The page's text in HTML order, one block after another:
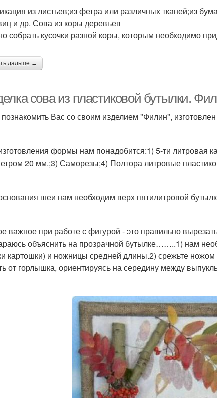
из листьев;из фетра или различных тканей;из
и др. Сова из коры деревьев
собрать кусочки разной коры, которым необходимо
дальше →
сова из пластиковой бутылки.
Вас со своим изделием "Филин",
формы нам понадобится:1) 5-ти литровая
20 мм.;3) Саморезы;4) Полтора литровые
шеи нам необходим верх пятилитровой
важное при работе с фигурой - это правильно
объяснить на прозрачной бутылке……..1) нам
картошки) и ножницы средней длины.2) срежьте
от горлышка, ориентируясь на середину между